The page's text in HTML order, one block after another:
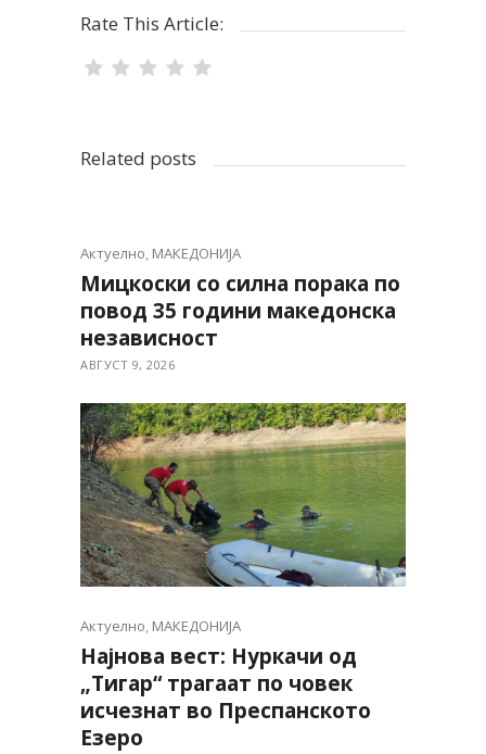
Rate This Article:
Related posts
Актуелно, МАКЕДОНИЈА
Мицкоски со силна порака по
повод 35 години македонска
независност
АВГУСТ 9, 2026
Актуелно, МАКЕДОНИЈА
Најнова вест: Нуркачи од
„Тигар“ трагаат по човек
исчезнат во Преспанското
Езеро